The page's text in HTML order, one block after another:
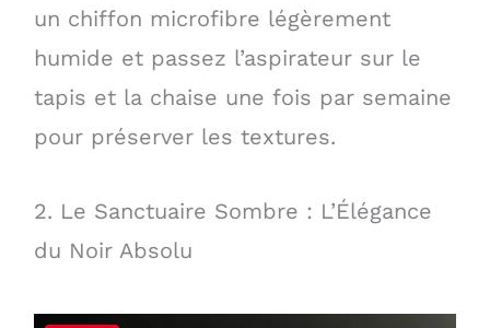
un chiffon microfibre légèrement
humide et passez l’aspirateur sur le
tapis et la chaise une fois par semaine
pour préserver les textures.
2. Le Sanctuaire Sombre : L’Élégance
du Noir Absolu